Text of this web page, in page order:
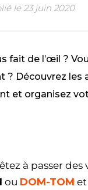
le 23 juin 2020
fait de l’œil ?
? Découvrez les
et organisez
à passer des
ou DOM-TOM et